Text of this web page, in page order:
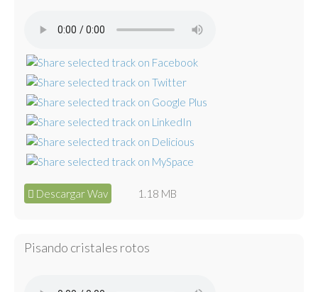
Descargar Wav 1.18 MB
Pisando cristales rotos